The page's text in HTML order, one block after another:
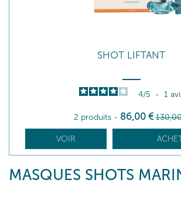
SHOT LIFTANT
4/5 - 1
2 produits - 86,00 € 130
VOIR
MASQUES SHOTS